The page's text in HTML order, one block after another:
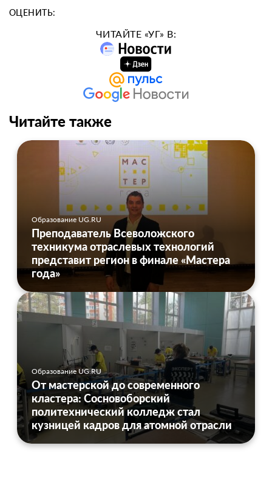
ОЦЕНИТЬ:
ЧИТАЙТЕ «УГ» В:
Читайте также
Образование UG.RU
Преподаватель Всеволожского
техникума отраслевых технологий
представит регион в финале «Мастера
года»
Образование UG.RU
От мастерской до современного
кластера: Сосновоборский
политехнический колледж стал
кузницей кадров для атомной отрасли